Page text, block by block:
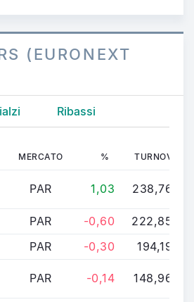
(EURONEXT
Ribassi
MERCATO % TURNOVER
PAR 1,03 238,769M
PAR -0,60
222,858M
PAR -0,30
194,198M
PAR -0,14 148,960M